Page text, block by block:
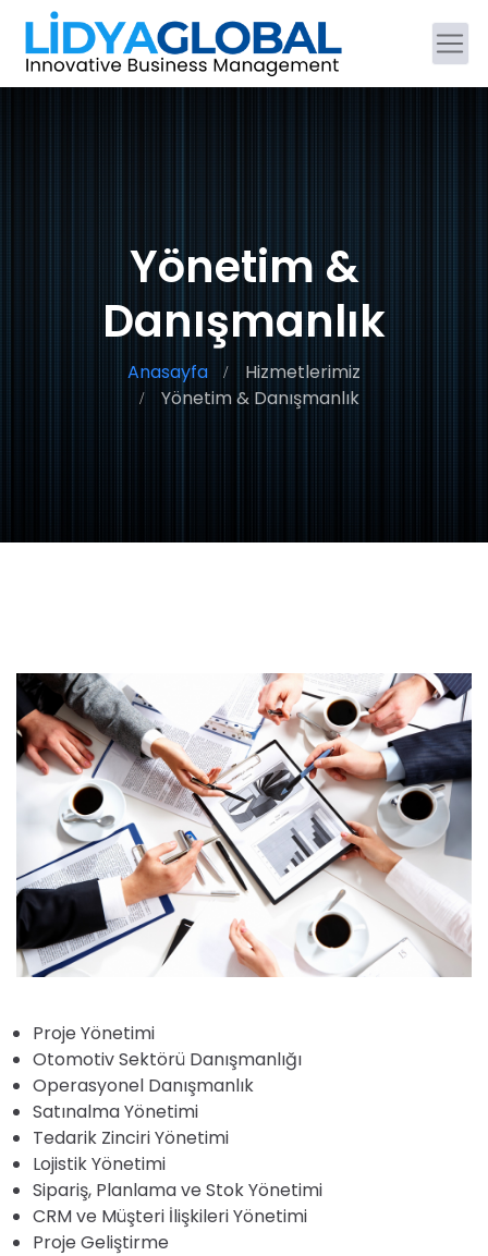
Yönetim &
Danışmanlık
Anasayfa
Hizmetlerimiz
Yönetim & Danışmanlık
Proje Yönetimi
Otomotiv Sektörü Danışmanlığı
Operasyonel Danışmanlık
Satınalma Yönetimi
Tedarik Zinciri Yönetimi
Lojistik Yönetimi
Sipariş, Planlama ve Stok Yönetimi
CRM ve Müşteri İlişkileri Yönetimi
Proje Geliştirme